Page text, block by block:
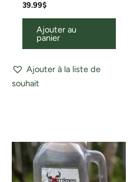
39.99$
Ajouter au
panier
Ajouter à la liste de
souhait